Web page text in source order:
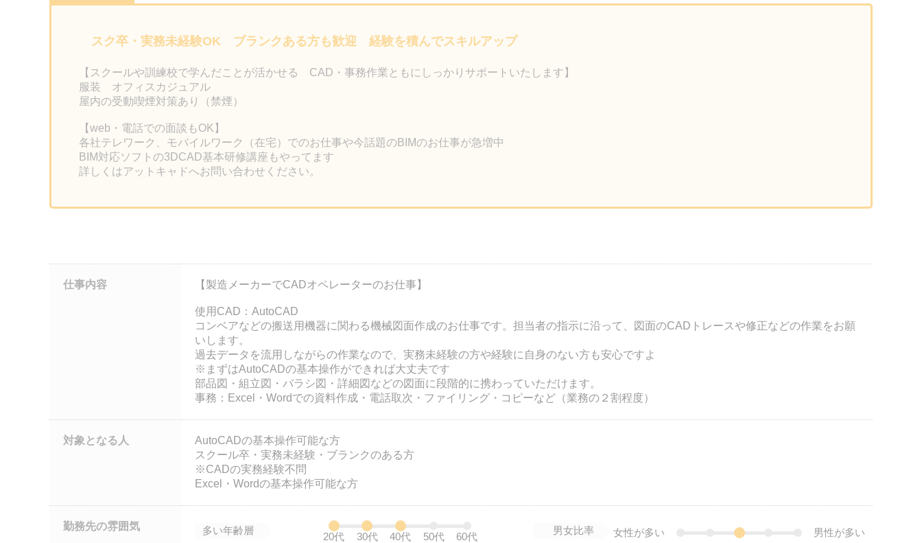
スク卒・実務未経験OK ブランクある方も歓迎 経験を積んでスキルアップ
【スクールや訓練校で学んだことが活かせる CAD・事務作業ともにしっかりサポートいたします】
服装 オフィスカジュアル
屋内の受動喫煙対策あり（禁煙）
【web・電話での面談もOK】
各社テレワーク、モバイルワーク（在宅）でのお仕事や今話題のBIMのお仕事が急増中
BIM対応ソフトの3DCAD基本研修講座もやってます
詳しくはアットキャドへお問い合わせください。
仕事内容 【製造メーカーでCADオペレーターのお仕事】
使用CAD：AutoCAD
コンベアなどの搬送用機器に関わる機械図面作成のお仕事です。担当者の指示に沿って、図面のCADトレースや修正などの作業をお願
いします。
過去データを流用しながらの作業なので、実務未経験の方や経験に自身のない方も安心ですよ
※まずはAutoCADの基本操作ができれば大丈夫です
部品図・組立図・バラシ図・詳細図などの図面に段階的に携わっていただけます。
事務：Excel・Wordでの資料作成・電話取次・ファイリング・コピーなど（業務の２割程度）
対象となる人
AutoCADの基本操作可能な方
スクール卒・実務未経験・ブランクのある方
※CADの実務経験不問
Excel・Wordの基本操作可能な方
勤務先の雰囲気 多い年齢層
20代 30代 40代 50代 60代
男女比率 女性が多い 男性が多い